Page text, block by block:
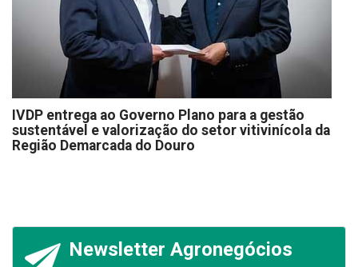
IVDP entrega ao Governo Plano para a gestão
sustentável e valorização do setor vitivinícola da
Região Demarcada do Douro
Newsletter Agronegócios